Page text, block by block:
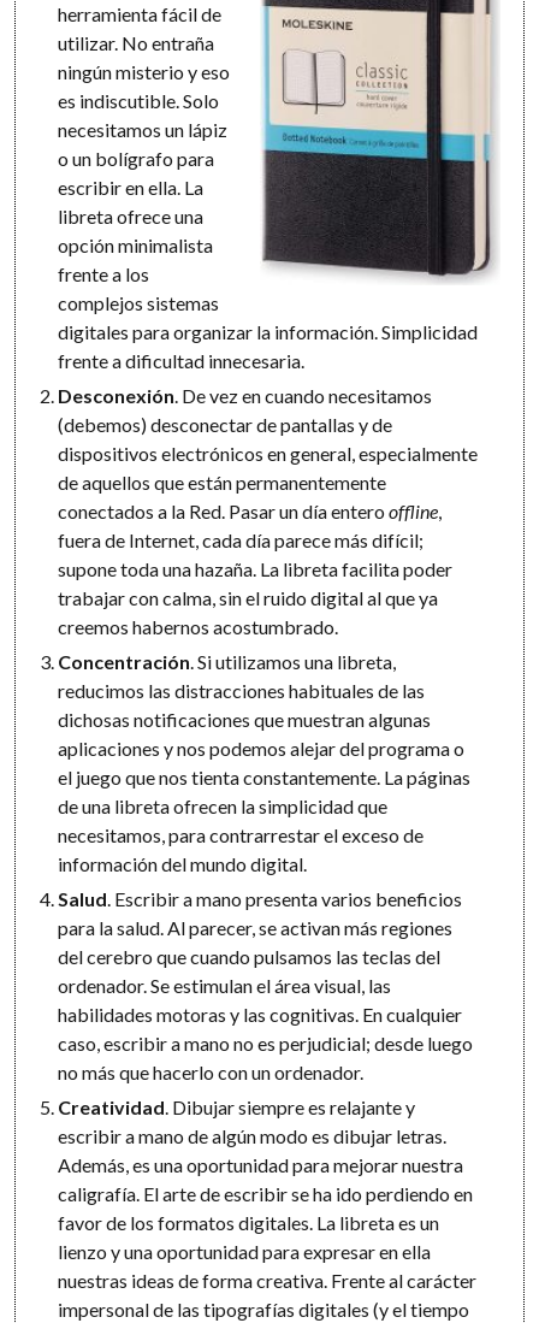
herramienta fácil de
utilizar. No entraña
ningún misterio y eso
es indiscutible. Solo
necesitamos un lápiz
o un bolígrafo para
escribir en ella. La
libreta ofrece una
opción minimalista
frente a los
complejos sistemas
digitales para organizar la información. Simplicidad
frente a dificultad innecesaria.
Desconexión. De vez en cuando necesitamos
(debemos) desconectar de pantallas y de
dispositivos electrónicos en general, especialmente
de aquellos que están permanentemente
conectados a la Red. Pasar un día enterooffline,
fuera de Internet, cada día parece más difícil;
supone toda una hazaña. La libreta facilita poder
trabajar con calma, sin el ruido digital al que ya
creemos habernos acostumbrado.
Concentración. Si utilizamos una libreta,
reducimos las distracciones habituales de las
dichosas notificaciones que muestran algunas
aplicaciones y nos podemos alejar del programa o
el juego que nos tienta constantemente. La páginas
de una libreta ofrecen la simplicidad que
necesitamos, para contrarrestar el exceso de
información del mundo digital.
Salud. Escribir a mano presenta varios beneficios
para la salud. Al parecer, se activan más regiones
del cerebro que cuando pulsamos las teclas del
ordenador. Se estimulan el área visual, las
habilidades motoras y las cognitivas. En cualquier
caso, escribir a mano no es perjudicial; desde luego
no más que hacerlo con un ordenador.
Creatividad. Dibujar siempre es relajante y
escribir a mano de algún modo es dibujar letras.
Además, es una oportunidad para mejorar nuestra
caligrafía. El arte de escribir se ha ido perdiendo en
favor de los formatos digitales. La libreta es un
lienzo y una oportunidad para expresar en ella
nuestras ideas de forma creativa. Frente al carácter
impersonal de las tipografías digitales (y el tiempo